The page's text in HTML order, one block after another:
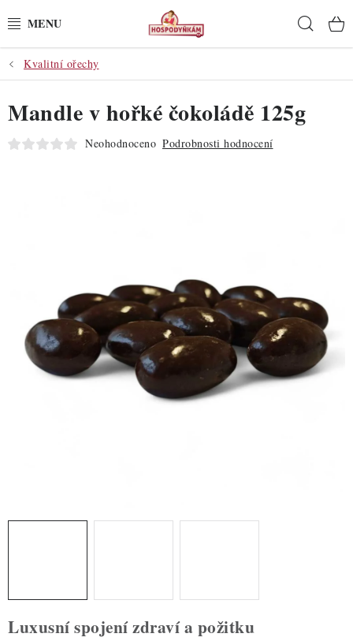
na
POTŘEBY
POMŮCKY
SUROVINY
POCHUTINY
ZDRAVÉ PEČENÍ
NOVÉ ZBOŽÍ
Nepřevzetí zásilky na dobírku
Obchodní podmínky
Hodnocení obchodu
Blog
Moje objednávka
Kvalitní ořechy
Luxusní spojení zdraví a požitku
Mandle v hořké čokoládě 125g
Neohodnoceno Podrobnosti hodnocení